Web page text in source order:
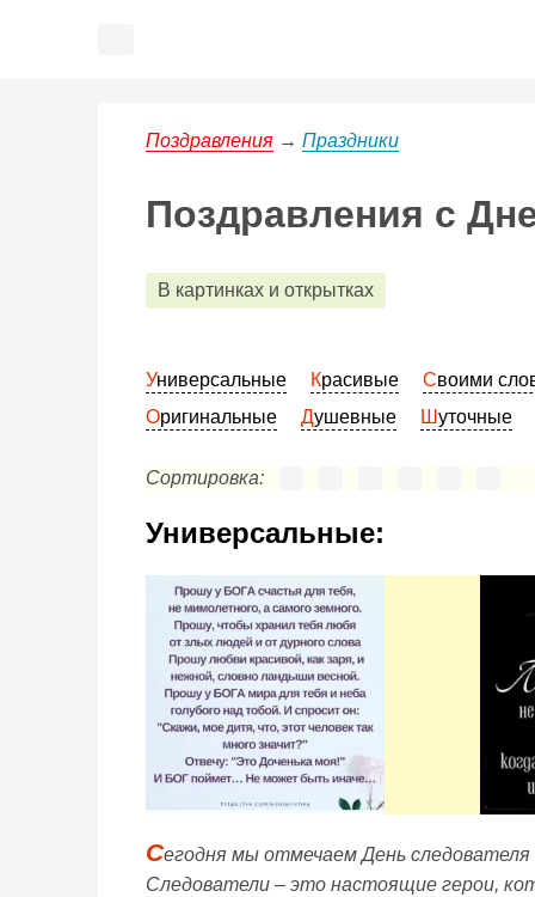
Поздравления → Праздники
Поздравления с
В картинках и открытках
Универсальные Красивые
Своими
Оригинальные
Душевные Шуточные
Сортировка:
Универсальные:
Сегодня мы отмечаем День
Следователи – это настоящие герои,